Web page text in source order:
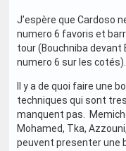
J’espère que Cardoso
numero 6 favoris et
tour (Bouchniba devant
numero 6 sur les cotés).
Il y a de quoi faire une
techniques qui sont
manquent pas.
Mohamed, Tka,
peuvent presenter une